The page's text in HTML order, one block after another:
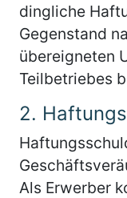
dingliche
Gegenstand
übereigneten
Teilbetriebes
2.
Als Erwerber